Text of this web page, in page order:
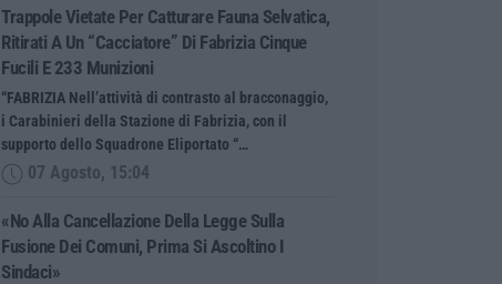
Trappole Vietate Per Catturare Fauna Selvatica,
Ritirati A Un “cacciatore” Di Fabrizia Cinque
Fucili E 233 Munizioni
“FABRIZIA Nell’attività di contrasto al bracconaggio,
i Carabinieri della Stazione di Fabrizia, con il
supporto dello Squadrone Eliportato “…
07 Agosto, 15:04
«No Alla Cancellazione Della Legge Sulla
Fusione Dei Comuni, Prima Si Ascoltino I
Sindaci»